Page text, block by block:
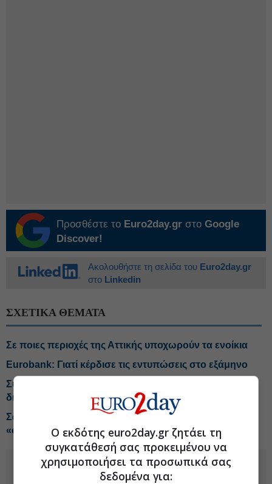
Προσθέστε το Euro2day.gr στο Google
Discover!
Ακολουθήστε τη σελίδα του Euro2day.gr
στο Linkedin
ΣΧΕΤΙΚΑ ΘΕΜΑΤΑ
Σε ποιες περιοχές της Αττικής υποχωρούν τα ενοίκια
Eurobank: Γιατί κέρδισε τις εντυπώσεις στο εξάμηνο
Συντάξεις: Τέλος στον «κόφτη» της προσωπικής
διαφοράς
Σαουδική Αραβία, Τουρκία και Πακιστάν στήνουν
«σουνιτικό ΝΑΤΟ»Ο εκδότης euro2day.gr ζητάει τη
συγκατάθεσή σας προκειμένου να
χρησιμοποιήσει τα προσωπικά σας
δεδομένα για: